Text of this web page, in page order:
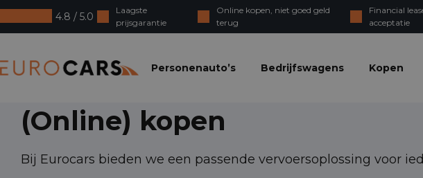
4.8 / 5.0
Laagste
prijsgarantie
Online kopen, niet goed geld
terug
Financial
acceptatie
Personenauto’s
Bedrijfswagens Kopen
(Online) kopen
Bij Eurocars bieden we een passende vervoersoplossing voor